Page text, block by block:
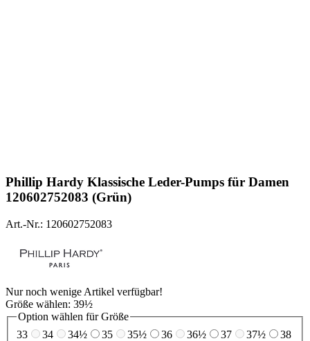
Phillip Hardy Klassische Leder-Pumps für Damen
120602752083 (Grün)
Art.-Nr.: 120602752083
Nur noch wenige Artikel verfügbar!
Größe wählen: 39½
Option wählen für Größe
33
34 34½ 35 35½ 36 36½ 37 37½
38